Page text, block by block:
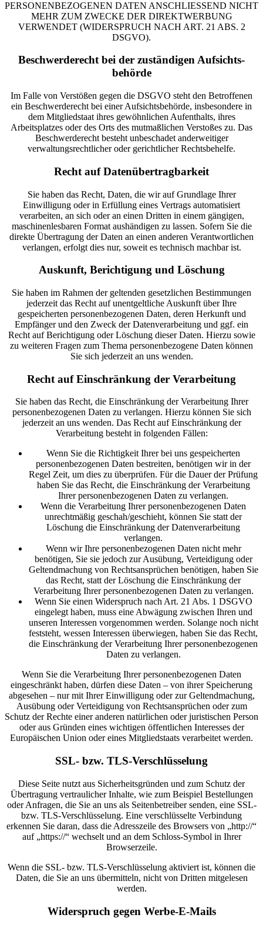
PERSONENBEZOGENEN DATEN ANSCHLIESSEND NICHT
MEHR ZUM ZWECKE DER DIREKTWERBUNG
VERWENDET (WIDERSPRUCH NACH ART. 21 ABS. 2
DSGVO).
Beschwerde­recht bei der zuständigen Aufsichts­
behörde
Im Falle von Verstößen gegen die DSGVO steht den Betroffenen
ein Beschwerderecht bei einer Aufsichtsbehörde, insbesondere in
dem Mitgliedstaat ihres gewöhnlichen Aufenthalts, ihres
Arbeitsplatzes oder des Orts des mutmaßlichen Verstoßes zu. Das
Beschwerderecht besteht unbeschadet anderweitiger
verwaltungsrechtlicher oder gerichtlicher Rechtsbehelfe.
Recht auf Daten­übertrag­barkeit
Sie haben das Recht, Daten, die wir auf Grundlage Ihrer
Einwilligung oder in Erfüllung eines Vertrags automatisiert
verarbeiten, an sich oder an einen Dritten in einem gängigen,
maschinenlesbaren Format aushändigen zu lassen. Sofern Sie die
direkte Übertragung der Daten an einen anderen Verantwortlichen
verlangen, erfolgt dies nur, soweit es technisch machbar ist.
Auskunft, Berichtigung und Löschung
Sie haben im Rahmen der geltenden gesetzlichen Bestimmungen
jederzeit das Recht auf unentgeltliche Auskunft über Ihre
gespeicherten personenbezogenen Daten, deren Herkunft und
Empfänger und den Zweck der Datenverarbeitung und ggf. ein
Recht auf Berichtigung oder Löschung dieser Daten. Hierzu sowie
zu weiteren Fragen zum Thema personenbezogene Daten können
Sie sich jederzeit an uns wenden.
Recht auf Einschränkung der Verarbeitung
Sie haben das Recht, die Einschränkung der Verarbeitung Ihrer
personenbezogenen Daten zu verlangen. Hierzu können Sie sich
jederzeit an uns wenden. Das Recht auf Einschränkung der
Verarbeitung besteht in folgenden Fällen:
Wenn Sie die Richtigkeit Ihrer bei uns gespeicherten
personenbezogenen Daten bestreiten, benötigen wir in der
Regel Zeit, um dies zu überprüfen. Für die Dauer der Prüfung
haben Sie das Recht, die Einschränkung der Verarbeitung
Ihrer personenbezogenen Daten zu verlangen.
Wenn die Verarbeitung Ihrer personenbezogenen Daten
unrechtmäßig geschah/geschieht, können Sie statt der
Löschung die Einschränkung der Datenverarbeitung
verlangen.
Wenn wir Ihre personenbezogenen Daten nicht mehr
benötigen, Sie sie jedoch zur Ausübung, Verteidigung oder
Geltendmachung von Rechtsansprüchen benötigen, haben Sie
das Recht, statt der Löschung die Einschränkung der
Verarbeitung Ihrer personenbezogenen Daten zu verlangen.
Wenn Sie einen Widerspruch nach Art. 21 Abs. 1 DSGVO
eingelegt haben, muss eine Abwägung zwischen Ihren und
unseren Interessen vorgenommen werden. Solange noch nicht
feststeht, wessen Interessen überwiegen, haben Sie das Recht,
die Einschränkung der Verarbeitung Ihrer personenbezogenen
Daten zu verlangen.
Wenn Sie die Verarbeitung Ihrer personenbezogenen Daten
eingeschränkt haben, dürfen diese Daten – von ihrer Speicherung
abgesehen – nur mit Ihrer Einwilligung oder zur Geltendmachung,
Ausübung oder Verteidigung von Rechtsansprüchen oder zum
Schutz der Rechte einer anderen natürlichen oder juristischen Person
oder aus Gründen eines wichtigen öffentlichen Interesses der
Europäischen Union oder eines Mitgliedstaats verarbeitet werden.
SSL- bzw. TLS-Verschlüsselung
Diese Seite nutzt aus Sicherheitsgründen und zum Schutz der
Übertragung vertraulicher Inhalte, wie zum Beispiel Bestellungen
oder Anfragen, die Sie an uns als Seitenbetreiber senden, eine SSL-
bzw. TLS-Verschlüsselung. Eine verschlüsselte Verbindung
erkennen Sie daran, dass die Adresszeile des Browsers von „http://“
auf „https://“ wechselt und an dem Schloss-Symbol in Ihrer
Browserzeile.
Wenn die SSL- bzw. TLS-Verschlüsselung aktiviert ist, können die
Daten, die Sie an uns übermitteln, nicht von Dritten mitgelesen
werden.
Widerspruch gegen Werbe-E-Mails